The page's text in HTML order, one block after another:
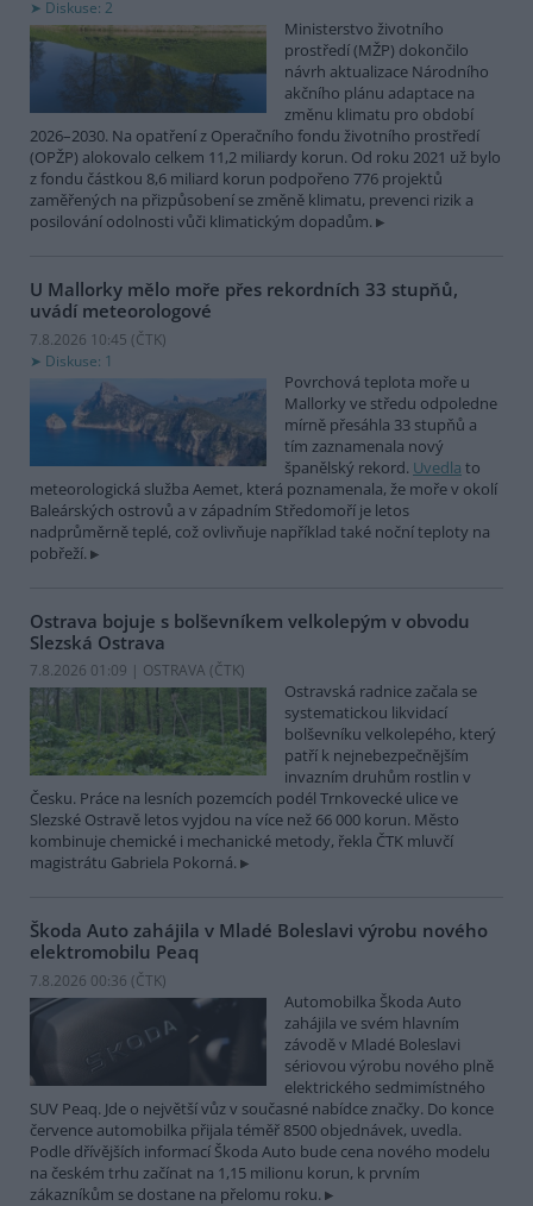
Diskuse: 2
Ministerstvo životního
prostředí (MŽP) dokončilo
návrh aktualizace Národního
akčního plánu adaptace na
změnu klimatu pro období
2026–2030. Na opatření z Operačního fondu životního prostředí
(OPŽP) alokovalo celkem 11,2 miliardy korun. Od roku 2021 už bylo
z fondu částkou 8,6 miliard korun podpořeno 776 projektů
zaměřených na přizpůsobení se změně klimatu, prevenci rizik a
posilování odolnosti vůči klimatickým dopadům.
U Mallorky mělo moře přes rekordních 33 stupňů,
uvádí meteorologové
7.8.2026 10:45 (ČTK)
Diskuse: 1
Povrchová teplota moře u
Mallorky ve středu odpoledne
mírně přesáhla 33 stupňů a
tím zaznamenala nový
španělský rekord. Uvedla to
meteorologická služba Aemet, která poznamenala, že moře v okolí
Baleárských ostrovů a v západním Středomoří je letos
nadprůměrně teplé, což ovlivňuje například také noční teploty na
pobřeží.
Ostrava bojuje s bolševníkem velkolepým v obvodu
Slezská Ostrava
7.8.2026 01:09 | OSTRAVA (ČTK)
Ostravská radnice začala se
systematickou likvidací
bolševníku velkolepého, který
patří k nejnebezpečnějším
invazním druhům rostlin v
Česku. Práce na lesních pozemcích podél Trnkovecké ulice ve
Slezské Ostravě letos vyjdou na více než 66 000 korun. Město
kombinuje chemické i mechanické metody, řekla ČTK mluvčí
magistrátu Gabriela Pokorná.
Škoda Auto zahájila v Mladé Boleslavi výrobu nového
elektromobilu Peaq
7.8.2026 00:36 (ČTK)
Automobilka Škoda Auto
zahájila ve svém hlavním
závodě v Mladé Boleslavi
sériovou výrobu nového plně
elektrického sedmimístného
SUV Peaq. Jde o největší vůz v současné nabídce značky. Do konce
července automobilka přijala téměř 8500 objednávek, uvedla.
Podle dřívějších informací Škoda Auto bude cena nového modelu
na českém trhu začínat na 1,15 milionu korun, k prvním
zákazníkům se dostane na přelomu roku.